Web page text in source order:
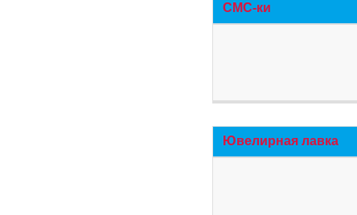
СМС-ки
Ювелирная лавка